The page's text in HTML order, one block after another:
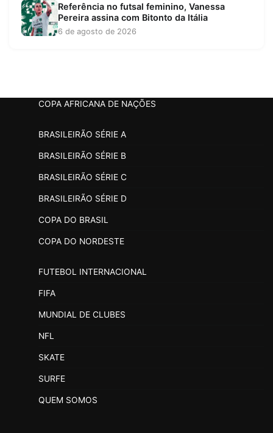
Referência no futsal feminino, Vanessa
Pereira assina com Bitonto da Itália
6 de agosto de 2026
COPA AFRICANA DE NAÇÕES
BRASILEIRÃO SÉRIE A
BRASILEIRÃO SÉRIE B
BRASILEIRÃO SÉRIE C
BRASILEIRÃO SÉRIE D
COPA DO BRASIL
COPA DO NORDESTE
FUTEBOL INTERNACIONAL
FIFA
MUNDIAL DE CLUBES
NFL
SKATE
SURFE
QUEM SOMOS